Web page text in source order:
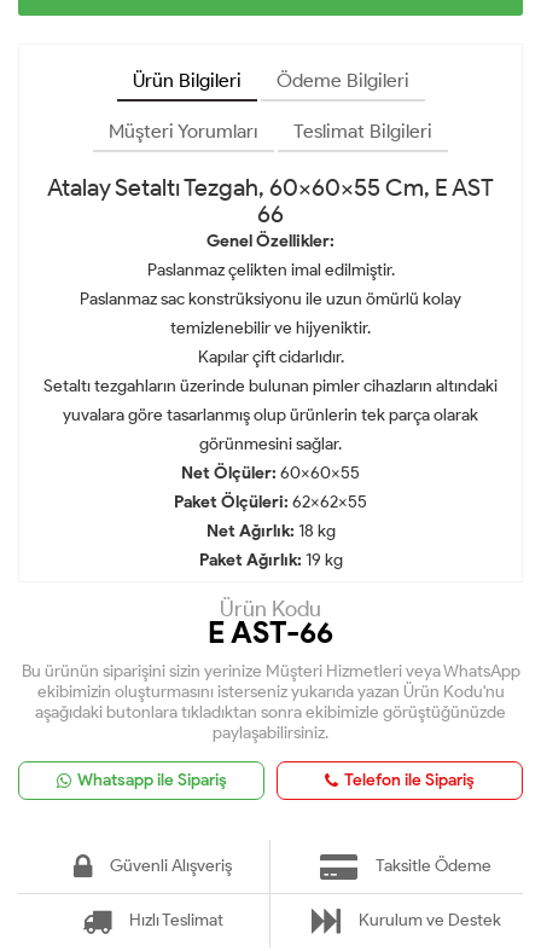
Ürün Bilgileri Ödeme Bilgileri
Müşteri Yorumları Teslimat Bilgileri
Atalay Setaltı Tezgah, 60x60x55 Cm, E AST
66
Genel Özellikler:
Paslanmaz çelikten imal edilmiştir.
Paslanmaz sac konstrüksiyonu ile uzun ömürlü kolay
temizlenebilir ve hijyeniktir.
Kapılar çift cidarlıdır.
Setaltı tezgahların üzerinde bulunan pimler cihazların altındaki
yuvalara göre tasarlanmış olup ürünlerin tek parça olarak
görünmesini sağlar.
Net Ölçüler: 60x60x55
Paket Ölçüleri: 62x62x55
Net Ağırlık: 18 kg
Paket Ağırlık: 19 kg
Ürün Kodu
E AST-66
Bu ürünün siparişini sizin yerinize Müşteri Hizmetleri veya WhatsApp
ekibimizin oluşturmasını isterseniz yukarıda yazan Ürün Kodu'nu
aşağıdaki butonlara tıkladıktan sonra ekibimizle görüştüğünüzde
paylaşabilirsiniz.
Whatsapp ile Sipariş Telefon ile Sipariş
Güvenli Alışveriş Taksitle Ödeme
Hızlı Teslimat Kurulum ve Destek